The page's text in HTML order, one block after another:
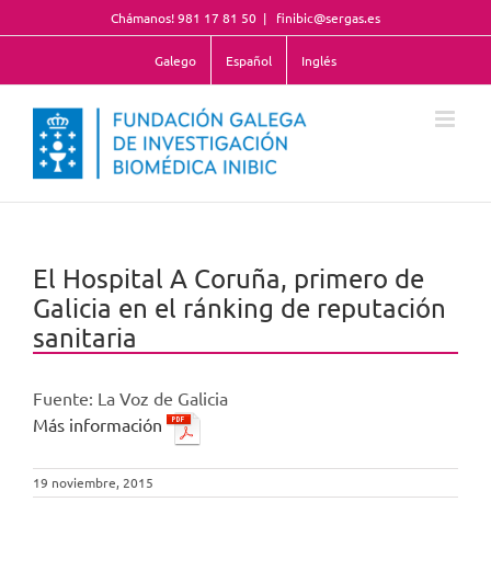
al
Chámanos! 981 17 81 50 | finibic@sergas.es
Galego Español Inglés
El Hospital A Coruña, primero de
Galicia en el ránking de reputación
sanitaria
Fuente: La Voz de Galicia
Más información
19 noviembre, 2015